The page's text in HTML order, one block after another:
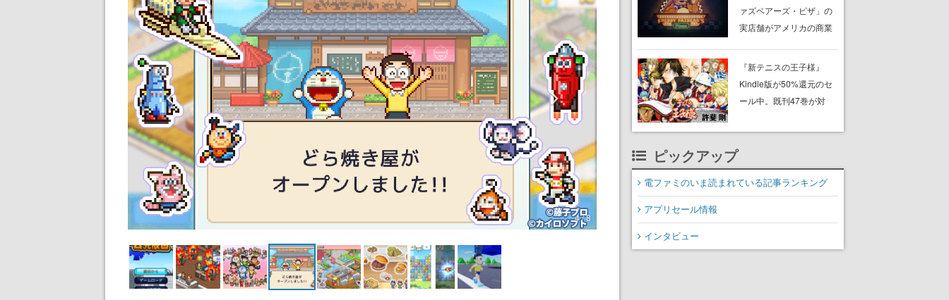
4 / 8
ァズベアーズ・ピザ」の
実店舗がアメリカの商業
に2027年オープン！
ScottGamesとの共同開
発、食事だけでなくステ
『新テニスの王子様』
Kindle版が50%還元のセ
ール中。既刊47巻が対
得にまとめ買いするチャ
ピックアップ
電ファミのいま読まれている記事ランキング
アプリセール情報
インタビュー